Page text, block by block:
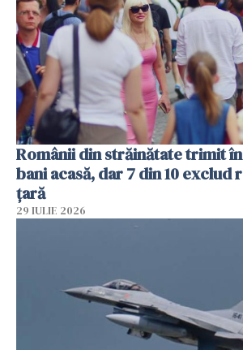
Românii din străinătate trimit
bani acasă, dar 7 din 10 exclud
țară
29 IULIE 2026